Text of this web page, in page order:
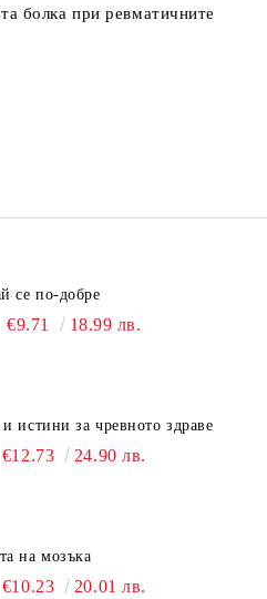
болка при ревматичните
се по-добре
€9.71 18.99 лв.
истини за чревното здраве
€12.73 24.90 лв.
на мозъка
€10.23 20.01 лв.